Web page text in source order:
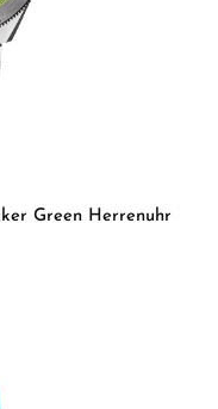
Green Herrenuhr